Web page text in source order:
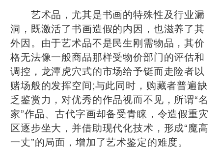
艺术品，尤其是书画的特殊性及行业漏
洞，既激活了书画造假的内因，也滋养了其
外因。由于艺术品不是民生刚需物品，其价
格无法像一般商品那样受物价部门的评估和
调控，龙潭虎穴式的市场给予铤而走险者以
赌场般的发挥空间;与此同时，购藏者普遍缺
乏鉴赏力，对优秀的作品视而不见，所谓“名
家”作品、古代字画却备受青睐，令造假重灾
区逐步坐大，并借助现代化技术，形成“魔高
一丈”的局面，增加了艺术鉴定的难度。